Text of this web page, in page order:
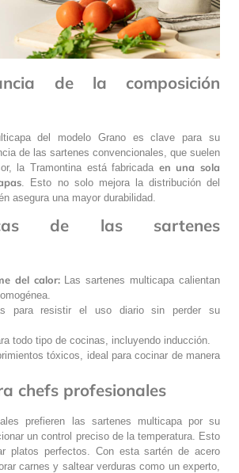
de la composición
del modelo Grano es clave para su
de las sartenes convencionales, que suelen
la Tramontina está fabricada en una sola
. Esto no solo mejora la distribución del
asegura una mayor durabilidad.
de las sartenes
del calor:Las sartenes multicapa calientan
para resistir el uso diario sin perder su
todo tipo de cocinas, incluyendo inducción.
tóxicos, ideal para cocinar de manera
chefs profesionales
prefieren las sartenes multicapa por su
un control preciso de la temperatura. Esto
platos perfectos. Con esta sartén de acero
carnes y saltear verduras como un experto,